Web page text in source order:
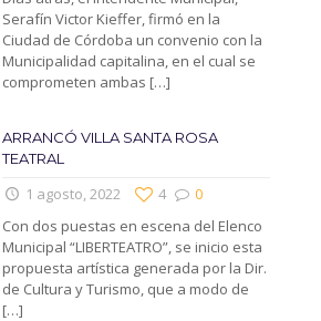
Serafín Victor Kieffer, firmó en la
Ciudad de Córdoba un convenio con la
Municipalidad capitalina, en el cual se
comprometen ambas […]
ARRANCÓ VILLA SANTA ROSA
TEATRAL
1 agosto, 2022 0
4
Con dos puestas en escena del Elenco
Municipal “LIBERTEATRO”, se inicio esta
propuesta artística generada por la Dir.
de Cultura y Turismo, que a modo de
[…]